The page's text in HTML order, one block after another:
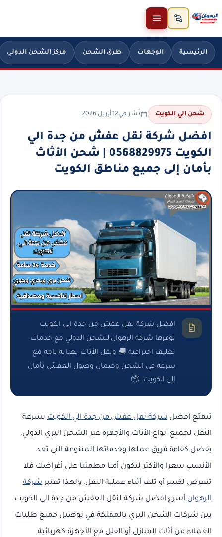
تخطَّ إلى المحتوى
الرئيسية الوجهات طرق الشحن مركز الشحن الدولي
شحن الي الكويت نُشر في12 أبريل 2026
افضل شركة نقل عفش من جدة الي
الكويت 0568829975 | شحن الأثاث
بأمان إلى جميع مناطق الكويت
افضل شركة نقل عفش من جدة الي الكويت
توفرها شركة الرهوان للشحن الدولي مع خدمات
تغليف احترافية 🚚 ونقل الأثاث بعناية تامة مع
سرعة في الشحن وضمان وصول العفش بأمان
إلى الكويت. 📦
تتمتع افضل شركة نقل عفش من جدة الي الكويت بسرعة
النقل لجميع أنواع الأثاث والأجهزة عبر الشحن البري الدولي،
بفضل كفاءة فريق عملها وخدماتها المتنوعة التي تعد
الأنسب سعرا والأكثر لتكون أمنا مطمئنا على أغراضك فلا
تتعرض لكسر أو تلف أثناء عملية النقل، ولهذا تعتبر شركة
الرهوان أسرع افضل شركة لنقل العفش من جدة الى الكويت
بين شركات الشحن البري بالمملكة في توصيل جميع طلبات
العملاء من أثاث المنازل أو الفلل مع الأجهزة كهربائية